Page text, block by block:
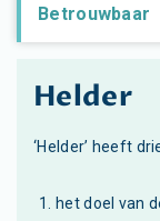
Betrouwbaar
Helder
‘Helder’ heeft
het doel van